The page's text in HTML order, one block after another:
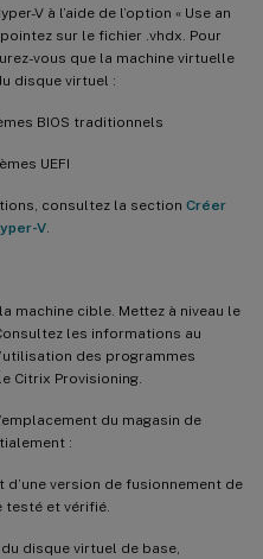
V à l’aide de l’option « Use an
sur le fichier .vhdx. Pour
vous que la machine virtuelle
disque virtuel :
BIOS traditionnels
UEFI
consultez la section Créer
V
machine cible. Mettez à niveau le
les informations au
des programmes
Citrix Provisioning.
du magasin de
:
version de fusionnement de
testé et vérifié.
disque virtuel de base,